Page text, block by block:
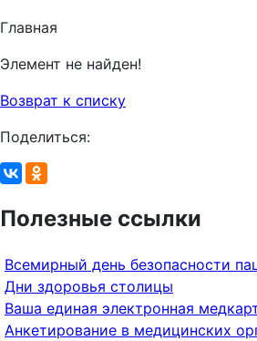
Главная
Элемент не найден!
Возврат к списку
Поделиться:
Полезные ссылки
Всемирный день безопасности
Дни здоровья столицы
Ваша единая электронная
Анкетирование в медицинских